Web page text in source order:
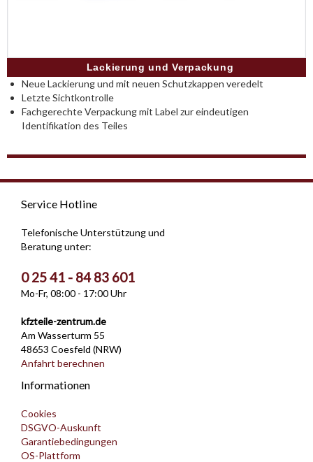
Lackierung und Verpackung
Neue Lackierung und mit neuen Schutzkappen veredelt
Letzte Sichtkontrolle
Fachgerechte Verpackung mit Label zur eindeutigen
Identifikation des Teiles
Service Hotline
Telefonische Unterstützung und
Beratung unter:
0 25 41 - 84 83 601
Mo-Fr, 08:00 - 17:00 Uhr
kfzteile-zentrum.de
Am Wasserturm 55
48653 Coesfeld (NRW)
Anfahrt berechnen
Informationen
Cookies
DSGVO-Auskunft
Garantiebedingungen
OS-Plattform